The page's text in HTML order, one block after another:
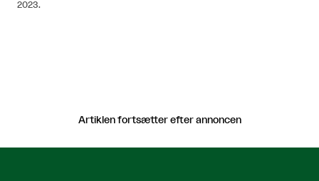
2023.
Artiklen fortsætter efter annoncen